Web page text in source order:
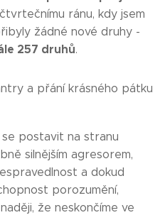
ránu, kdy jsem
žádné nové druhy -
257 druhů.
a přání krásného pátku
se postavit na stranu
silnějším agresorem,
a dokud
porozumění,
že neskončíme ve